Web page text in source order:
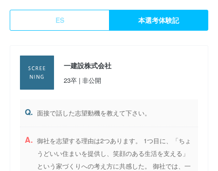
ES 本選考体験記
一建設株式会社
23卒 | 非公開
Q. 面接で話した志望動機を教えて下さい。
A. 御社を志望する理由は2つあります。 1つ目に、「ちょ
うどいい住まいを提供し、笑顔のある生活を支える」
という家づくりへの考え方に共感した。 御社では、一